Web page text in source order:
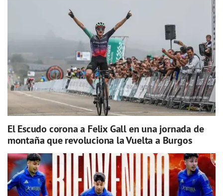
El Escudo corona a Felix Gall en una jornada de
montaña que revoluciona la Vuelta a Burgos